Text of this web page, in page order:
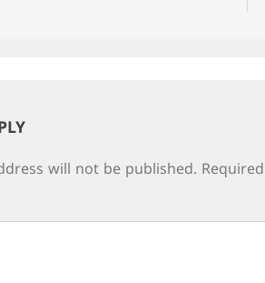
will not be published.